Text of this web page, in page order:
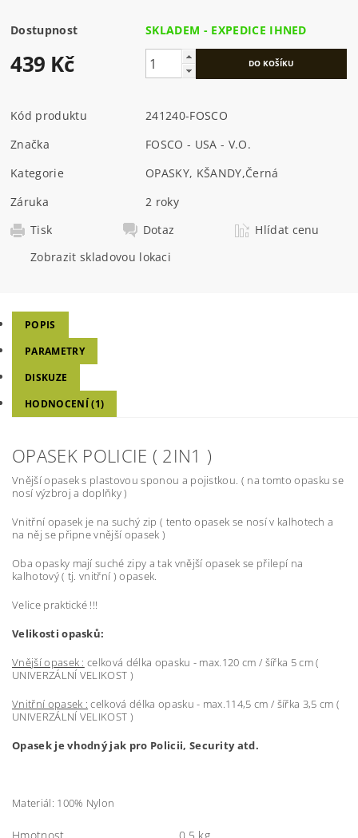
Dostupnost SKLADEM - EXPEDICE IHNED
439 Kč
Kód produktu
241240-FOSCO
Značka
FOSCO - USA - V.O.
Kategorie
OPASKY, KŠANDY,Černá
Záruka
2 roky
Tisk
Dotaz
Hlídat cenu
Zobrazit skladovou lokaci
POPIS
PARAMETRY
DISKUZE
HODNOCENÍ (1)
OPASEK POLICIE ( 2IN1 )
Vnější opasek s plastovou sponou a pojistkou. ( na tomto opasku se
nosí výzbroj a doplňky )
Vnitřní opasek je na suchý zip ( tento opasek se nosí v kalhotech a
na něj se připne vnější opasek )
Oba opasky mají suché zipy a tak vnější opasek se přilepí na
kalhotový ( tj. vnitřní ) opasek.
Velice praktické !!!
Velikosti opasků:
Vnější opasek : celková délka opasku - max.120 cm / šířka 5 cm (
UNIVERZÁLNÍ VELIKOST )
Vnitřní opasek : celková délka opasku - max.114,5 cm / šířka 3,5 cm (
UNIVERZÁLNÍ VELIKOST )
Opasek je vhodný jak pro Policii, Security atd.
Materiál: 100% Nylon